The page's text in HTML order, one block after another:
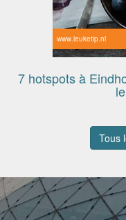
www.leuketip.nl
7 hotspots à
Tous